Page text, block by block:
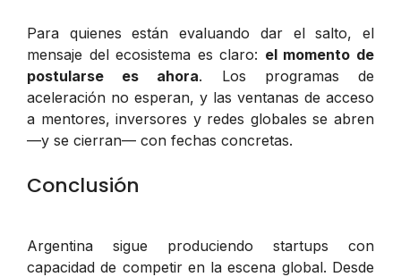
Para quienes están evaluando dar el salto, el
mensaje del ecosistema es claro: el momento de
postularse es ahora. Los programas de
aceleración no esperan, y las ventanas de acceso
a mentores, inversores y redes globales se abren
—y se cierran— con fechas concretas.
Conclusión
Argentina sigue produciendo startups con
capacidad de competir en la escena global. Desde